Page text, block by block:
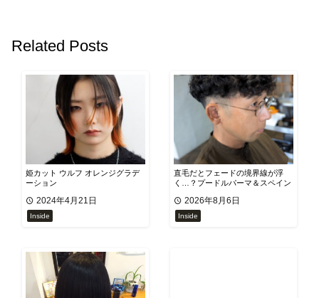
Related Posts
姫カット ウルフ オレンジグラデ
ーション
2024年4月21日
Inside
​直毛だとフェードの境界線が浮
く…？プードルパーマ＆スペイン
補正技術｜SOLANA
2026年8月6日
Inside